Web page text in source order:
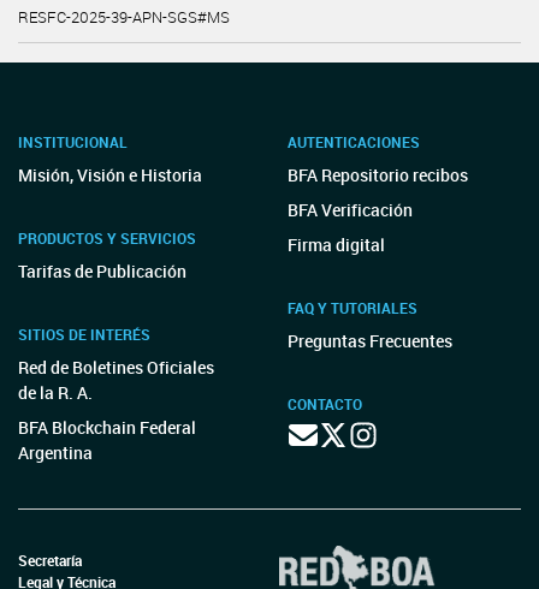
RESFC-2025-39-APN-SGS#MS
INSTITUCIONAL
Misión, Visión e Historia
PRODUCTOS Y SERVICIOS
Tarifas de Publicación
SITIOS DE INTERÉS
Red de Boletines Oficiales
de la R. A.
BFA Blockchain Federal
Argentina
AUTENTICACIONES
BFA Repositorio recibos
BFA Verificación
Firma digital
FAQ Y TUTORIALES
Preguntas Frecuentes
CONTACTO
Secretaría
Legal y Técnica